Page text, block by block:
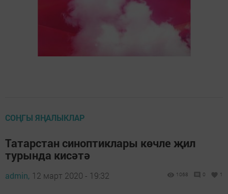
СОҢГЫ ЯҢАЛЫКЛАР
Татарстан синоптиклары көчле җил
турында кисәтә
admin, 12 март 2020 - 19:32 1068 0 1